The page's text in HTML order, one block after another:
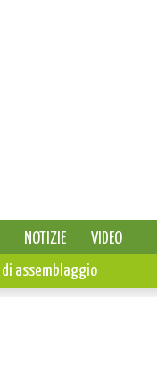
NOTIZIE
VIDEO
di assemblaggio